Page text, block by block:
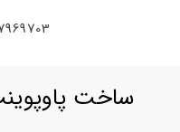
حساب
7969703 دانلود
ساخت